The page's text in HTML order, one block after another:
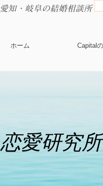
​愛知・岐阜の結婚相談所
ホーム Capital
恋愛研究